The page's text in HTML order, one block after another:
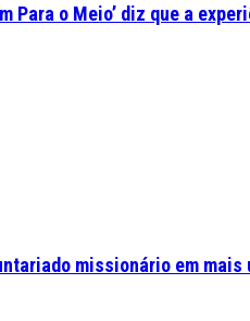
Para o Meio’ diz que a
missionário em mais